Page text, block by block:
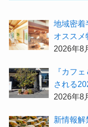
地域密着
オススメ
無料『”
2026年8
『カフ
される
紹介！
2026年8
新情報解